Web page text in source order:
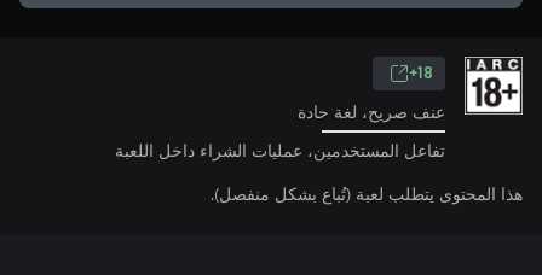
18+
عنف صريح، لغة حادة
تفاعل المستخدمين، عمليات الشراء داخل اللعبة
هذا المحتوى يتطلب لعبة (تُباع بشكل منفصل).